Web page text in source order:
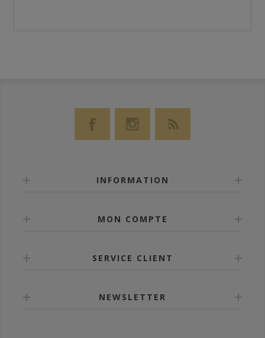
INFORMATION
MON COMPTE
SERVICE CLIENT
NEWSLETTER